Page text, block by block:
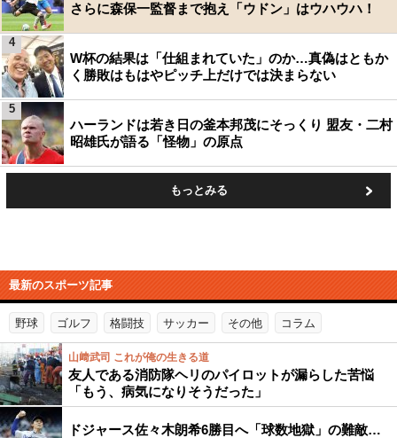
さらに森保一監督まで抱え「ウドン」はウハウハ！
W杯の結果は「仕組まれていた」のか…真偽はともか
く勝敗はもはやピッチ上だけでは決まらない
4
ハーランドは若き日の釜本邦茂にそっくり 盟友・二村
昭雄氏が語る「怪物」の原点
5
もっとみる
最新のスポーツ記事
野球 ゴルフ 格闘技 サッカー その他 コラム
山﨑武司 これが俺の生きる道
友人である消防隊ヘリのパイロットが漏らした苦悩
「もう、病気になりそうだった」
ドジャース佐々木朗希6勝目へ「球数地獄」の難敵…